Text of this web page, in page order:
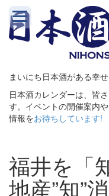
まいにち日本酒がある幸
日本酒カレンダーは、皆
す。イベントの開催案内
情報をお待ちしています!
福井を「
地産”知”